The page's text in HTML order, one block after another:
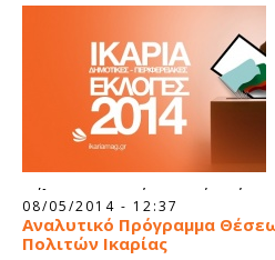
Θέλω να μας πείτε , οκτώ
της αντιπολίτευσης και
08/05/2014 - 12:37
Αναλυτικό Πρόγραμμα
Πολιτών Ικαρίας